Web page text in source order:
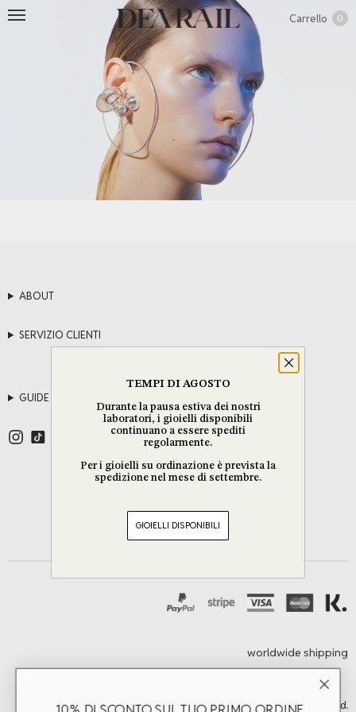
Carrello 0
ABOUT
SERVIZIO CLIENTI
GUIDE
worldwide shipping
©2026 Dea Rail. All Rights Reserved.
TEMPI DI AGOSTO
Durante la pausa estiva dei nostri
laboratori, i gioielli disponibili
continuano a essere spediti
regolarmente.
Per i gioielli su ordinazione è prevista la
spedizione nel mese di settembre.
GIOIELLI DISPONIBILI